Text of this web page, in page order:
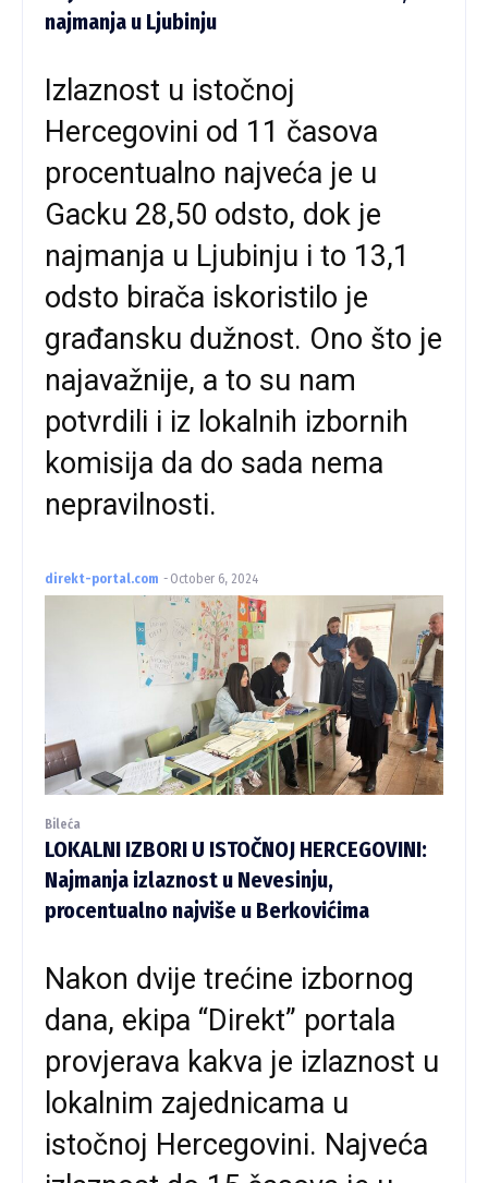
najmanja u Ljubinju
Izlaznost u istočnoj
Hercegovini od 11 časova
procentualno najveća je u
Gacku 28,50 odsto, dok je
najmanja u Ljubinju i to 13,1
odsto birača iskoristilo je
građansku dužnost. Ono što je
najavažnije, a to su nam
potvrdili i iz lokalnih izbornih
komisija da do sada nema
nepravilnosti.
direkt-portal.com - October 6, 2024
Bileća
LOKALNI IZBORI U ISTOČNOJ HERCEGOVINI:
Najmanja izlaznost u Nevesinju,
procentualno najviše u Berkovićima
Nakon dvije trećine izbornog
dana, ekipa “Direkt” portala
provjerava kakva je izlaznost u
lokalnim zajednicama u
istočnoj Hercegovini. Najveća